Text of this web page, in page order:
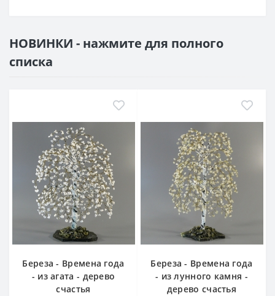
НОВИНКИ - нажмите для полного
списка
Береза - Времена года
- из агата - дерево
счастья
Береза - Времена года
- из лунного камня -
дерево счастья